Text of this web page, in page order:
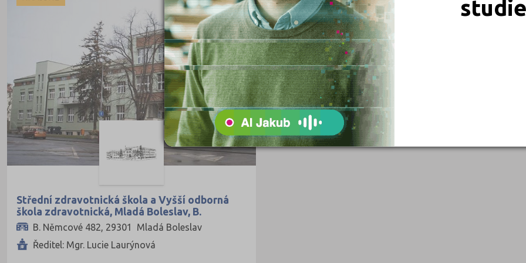
Blansko (1)
Brno-město (9)
Břeclav (1)
Česká Lípa (1)
České Budějovice (5)
Děčín (2)
Domažlice (1)
Grafické
Hotelnictví a cestovní ruch
Humanitní
Obchod, podnikání, služby
Policejní a vojenské
Právní
Sportovní
Technické
Střední zdravotnická škola a Vyšší odborná
škola zdravotnická, Mladá Boleslav, B.
Němcové 482
B. Němcové 482, 29301 Mladá Boleslav
Ředitel: Mgr. Lucie Laurýnová